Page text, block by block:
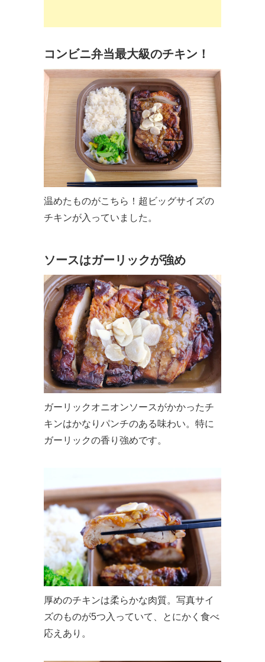
コンビニ弁当最大級のチキン！
温めたものがこちら！超ビッグサイズの
チキンが入っていました。
ソースはガーリックが強め
ガーリックオニオンソースがかかったチ
キンはかなりパンチのある味わい。特に
ガーリックの香り強めです。
厚めのチキンは柔らかな肉質。写真サイ
ズのものが5つ入っていて、とにかく食べ
応えあり。